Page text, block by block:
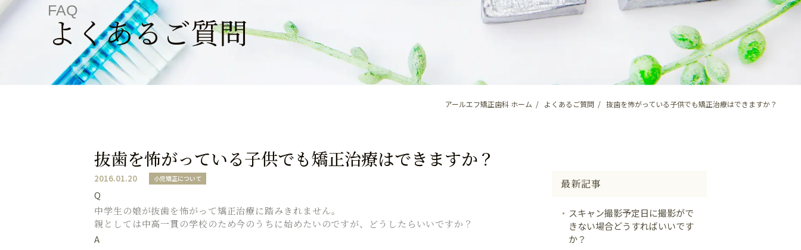
FAQ
よくあるご質問
アールエフ矯正歯科 ホーム よくあるご質問 抜歯を怖がっている子供でも矯正治療はできますか？
抜歯を怖がっている子供でも矯正治療はできますか？
2016.01.20 小児矯正について
Q
中学生の娘が抜歯を怖がって矯正治療に踏みきれません。
親としては中高一貫の学校のため今のうちに始めたいのですが、どうしたらいいですか？
A
最新記事
スキャン撮影予定日に撮影がで
きない場合どうすればいいです
か？